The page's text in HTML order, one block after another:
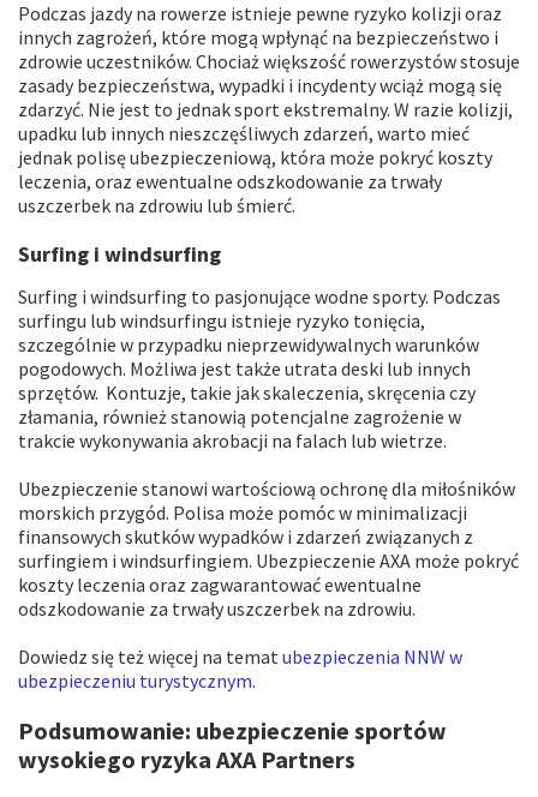
Podczas jazdy na rowerze istnieje pewne ryzyko kolizji oraz
innych zagrożeń, które mogą wpłynąć na bezpieczeństwo i
zdrowie uczestników. Chociaż większość rowerzystów stosuje
zasady bezpieczeństwa, wypadki i incydenty wciąż mogą się
zdarzyć. Nie jest to jednak sport ekstremalny. W razie kolizji,
upadku lub innych nieszczęśliwych zdarzeń, warto mieć
jednak polisę ubezpieczeniową, która może pokryć koszty
leczenia, oraz ewentualne odszkodowanie za trwały
uszczerbek na zdrowiu lub śmierć.
Surfing i windsurfing
Surfing i windsurfing to pasjonujące wodne sporty. Podczas
surfingu lub windsurfingu istnieje ryzyko tonięcia,
szczególnie w przypadku nieprzewidywalnych warunków
pogodowych. Możliwa jest także utrata deski lub innych
sprzętów. Kontuzje, takie jak skaleczenia, skręcenia czy
złamania, również stanowią potencjalne zagrożenie w
trakcie wykonywania akrobacji na falach lub wietrze.
Ubezpieczenie stanowi wartościową ochronę dla miłośników
morskich przygód. Polisa może pomóc w minimalizacji
finansowych skutków wypadków i zdarzeń związanych z
surfingiem i windsurfingiem. Ubezpieczenie AXA może pokryć
koszty leczenia oraz zagwarantować ewentualne
odszkodowanie za trwały uszczerbek na zdrowiu.
Dowiedz się też więcej na tematubezpieczenia NNW w
ubezpieczeniu turystycznym.
Podsumowanie: ubezpieczenie sportów
wysokiego ryzyka AXA Partners